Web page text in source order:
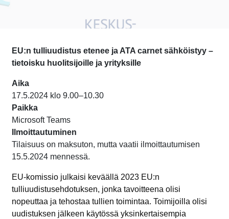
EU:n tulliuudistus etenee ja ATA carnet sähköistyy –
tietoisku huolitsijoille ja yrityksille
Aika
17.5.2024 klo 9.00–10.30
Paikka
Microsoft Teams
Ilmoittautuminen
Tilaisuus on maksuton, mutta vaatii ilmoittautumisen
15.5.2024 mennessä.
EU-komissio julkaisi keväällä 2023 EU:n
tulliuudistusehdotuksen, jonka tavoitteena olisi
nopeuttaa ja tehostaa tullien toimintaa. Toimijoilla olisi
uudistuksen jälkeen käytössä yksinkertaisempia